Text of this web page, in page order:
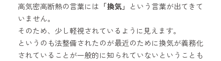
高気密高断熱の言葉には 「換気」
という言葉が出てきて
いません。
そのため、少し軽視されているように見えます。
というのも法整備されたのが最近のために換気が義務化
されていることが一般的に知られていないということも